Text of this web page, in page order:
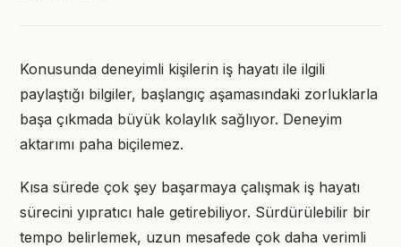
Konusunda deneyimli kişilerin iş hayatı ile ilgili
paylaştığı bilgiler, başlangıç aşamasındaki zorluklarla
başa çıkmada büyük kolaylık sağlıyor. Deneyim
aktarımı paha biçilemez.
Kısa sürede çok şey başarmaya çalışmak iş hayatı
sürecini yıpratıcı hale getirebiliyor. Sürdürülebilir bir
tempo belirlemek, uzun mesafede çok daha verimli